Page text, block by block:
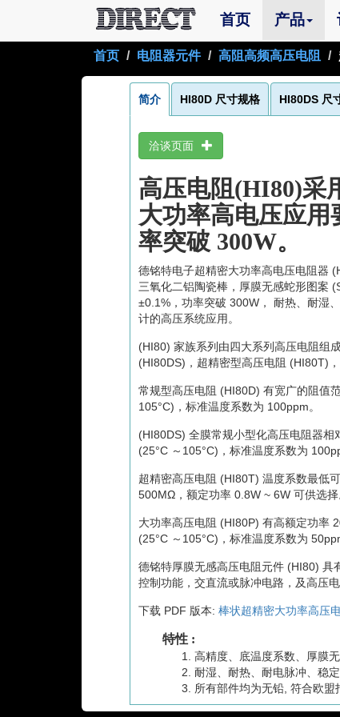
首页(current)
产品
首页 电阻器元件 高阻高频高压电阻
简介 HI80D 尺寸规格 HI80DS 尺
洽谈页面
高压电阻(HI80)采
大功率高电压应
率突破 300W。
德铭特电子超精密大功率高电压电阻器
三氧化二铝陶瓷棒，厚膜无感蛇形图案
±0.1%，功率突破 300W， 耐热、耐湿
计的高压系统应用。
(HI80) 家族系列由四大系列高压电阻组
(HI80DS)，超精密型高压电阻 (HI80T)
常规型高压电阻 (HI80D) 有宽广的阻值
105°C)，标准温度系数为 100ppm。
(HI80DS) 全膜常规小型化高压电阻器
(25°C ～105°C)，标准温度系数为
超精密高压电阻 (HI80T) 温度系数最低
500MΩ，额定功率 0.8W ~ 6W 可供选择
大功率高压电阻 (HI80P) 有高额定功率
(25°C ～105°C)，标准温度系数为
德铭特厚膜无感高压电阻元件 (HI80) 具
控制功能，交直流或脉冲电路，及高压
下载 PDF 版本: 棒状超精密大功率高压
特性 :
高精度、底温度系数、厚膜
耐湿、耐热、耐电脉冲、稳
所有部件均为无铅, 符合欧盟